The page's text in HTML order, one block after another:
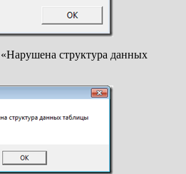
структура данных